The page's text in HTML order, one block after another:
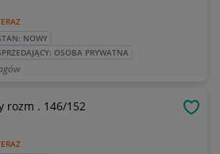
NOWY
OSOBA PRYWATNA
Slipy rozm . 146/152